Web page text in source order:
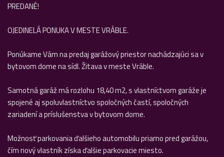
PREDANÉ!
OJEDINELÁ PONUKA V MESTE VRÁBLE.
Ponúkame Vám na predaj garážový priestor nachádzajúci sa v
bytovom dome na sídl. Žitava v meste Vráble.
Samotná garáž má rozlohu 18,40 m2, s vlastníctvom garáže je
spojené aj spoluvlastníctvo spoločných častí, spoločných
zariadení a príslušenstva v bytovom dome.
Možnosť parkovania ďalšieho automobilu priamo pred garážou,
čím nový vlastník získa ďalšie parkovacie miesto.